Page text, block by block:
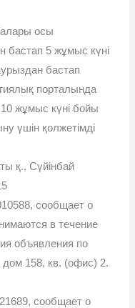
осы
бастап 5 жұмыс күні
бастап
порталында
жұмыс күні бойы
үшін қолжетімді
қ., Сүйінбай
сообщает о
в течение
объявления по
158, кв. (офис) 2.
сообщает о